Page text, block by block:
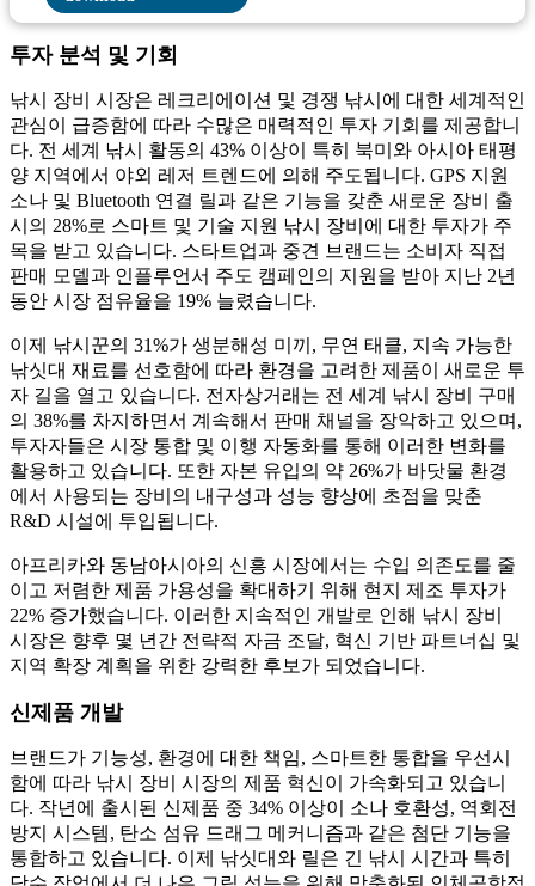
투자 분석 및 기회
낚시 장비 시장은 레크리에이션 및 경쟁 낚시에 대한 세계적인
관심이 급증함에 따라 수많은 매력적인 투자 기회를 제공합니
다. 전 세계 낚시 활동의 43% 이상이 특히 북미와 아시아 태평
양 지역에서 야외 레저 트렌드에 의해 주도됩니다. GPS 지원
소나 및 Bluetooth 연결 릴과 같은 기능을 갖춘 새로운 장비 출
시의 28%로 스마트 및 기술 지원 낚시 장비에 대한 투자가 주
목을 받고 있습니다. 스타트업과 중견 브랜드는 소비자 직접
판매 모델과 인플루언서 주도 캠페인의 지원을 받아 지난 2년
동안 시장 점유율을 19% 늘렸습니다.
이제 낚시꾼의 31%가 생분해성 미끼, 무연 태클, 지속 가능한
낚싯대 재료를 선호함에 따라 환경을 고려한 제품이 새로운 투
자 길을 열고 있습니다. 전자상거래는 전 세계 낚시 장비 구매
의 38%를 차지하면서 계속해서 판매 채널을 장악하고 있으며,
투자자들은 시장 통합 및 이행 자동화를 통해 이러한 변화를
활용하고 있습니다. 또한 자본 유입의 약 26%가 바닷물 환경
에서 사용되는 장비의 내구성과 성능 향상에 초점을 맞춘
R&D 시설에 투입됩니다.
아프리카와 동남아시아의 신흥 시장에서는 수입 의존도를 줄
이고 저렴한 제품 가용성을 확대하기 위해 현지 제조 투자가
22% 증가했습니다. 이러한 지속적인 개발로 인해 낚시 장비
시장은 향후 몇 년간 전략적 자금 조달, 혁신 기반 파트너십 및
지역 확장 계획을 위한 강력한 후보가 되었습니다.
신제품 개발
브랜드가 기능성, 환경에 대한 책임, 스마트한 통합을 우선시
함에 따라 낚시 장비 시장의 제품 혁신이 가속화되고 있습니
다. 작년에 출시된 신제품 중 34% 이상이 소나 호환성, 역회전
방지 시스템, 탄소 섬유 드래그 메커니즘과 같은 첨단 기능을
통합하고 있습니다. 이제 낚싯대와 릴은 긴 낚시 시간과 특히